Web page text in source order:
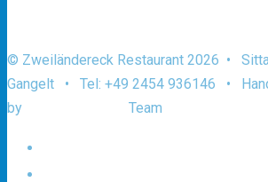
© Zweiländereck Restaurant 2026 •
Gangelt • Tel: +49 2454 936146 •
by
Team